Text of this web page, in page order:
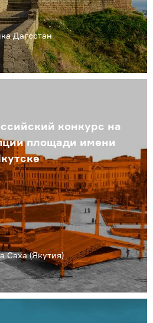
Дагестан
конкурс на
площади имени
Саха (Якутия)